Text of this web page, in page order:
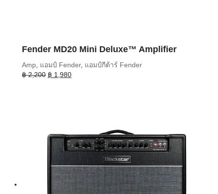
Fender MD20 Mini Deluxe™ Amplifier
Amp แอมป์ Fender, แอมป์กีต้าร์ Fender
฿2,200 Original
฿ 1,980Current